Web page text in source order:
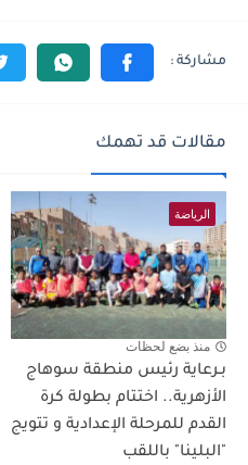
مقالات قد تهمك
الرياضة
منذ بضع لحظات
بـرعاية رئيس منطقة سوهاج
الأزهرية.. اختتام بطولة كرة
القدم للمرحلة الإعدادية و تتويج
"البلينا" باللقب